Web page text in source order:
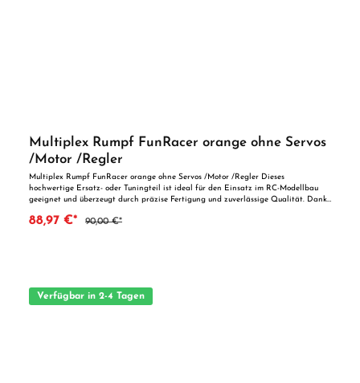
Multiplex Rumpf FunRacer orange ohne Servos
/Motor /Regler
Multiplex Rumpf FunRacer orange ohne Servos /Motor /Regler Dieses
hochwertige Ersatz- oder Tuningteil ist ideal für den Einsatz im RC-Modellbau
geeignet und überzeugt durch präzise Fertigung und zuverlässige Qualität. Dank
Optimierung geeignet. Vorteile auf einen Blick: Passgenaue Verarbeitung
88,97 €* 90,00 €*
Verfügbar in 2-4 Tagen